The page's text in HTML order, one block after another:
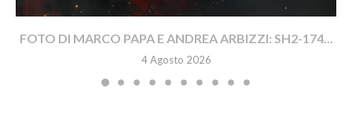
FOTO DI MARCO PAPA E ANDREA ARBIZZI: SH2-174...
4 Agosto 2026